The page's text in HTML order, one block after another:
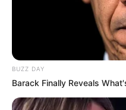
BUZZ DAY
Barack Finally Reveals